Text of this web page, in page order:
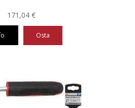
171,04 €
Osta